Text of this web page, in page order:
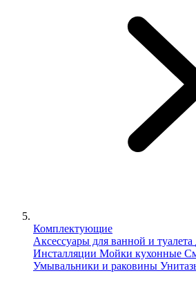
Комплектующие
Аксессуары для ванной и туалета
Инсталляции Мойки кухонные
Умывальники и раковины